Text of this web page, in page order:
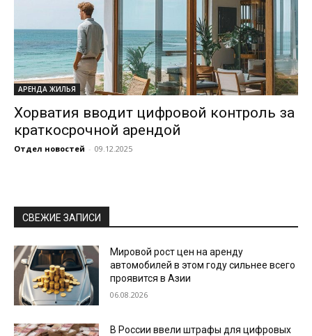
АРЕНДА ЖИЛЬЯ
Хорватия вводит цифровой контроль за
краткосрочной арендой
Отдел новостей - 09.12.2025
СВЕЖИЕ ЗАПИСИ
Мировой рост цен на аренду
автомобилей в этом году сильнее всего
проявится в Азии
06.08.2026
В России ввели штрафы для цифровых